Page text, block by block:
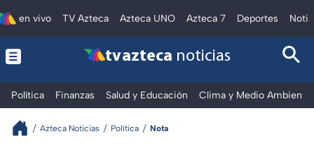
en vivo TV Azteca Azteca UNO Azteca 7 Deportes
tv azteca noticias
Política Finanzas Salud y Educación Clima y Medio Ambiente
Azteca Noticias Política Nota